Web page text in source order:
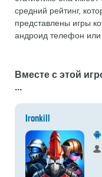
средний рейтинг,
представлены игры
андроид телефон или
Вместе с этой
...
Ironkill